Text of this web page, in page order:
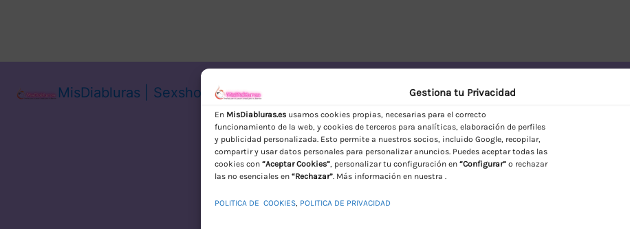
Gestiona tu Privacidad
En MisDiabluras.es usamos cookies propias, necesarias para el correcto
funcionamiento de la web, y cookies de terceros para analíticas, elaboración de perfiles
y publicidad personalizada. Esto permite a nuestros socios, incluido Google, recopilar,
compartir y usar datos personales para personalizar anuncios. Puedes aceptar todas las
cookies con “Aceptar Cookies”, personalizar tu configuración en “Configurar” o rechazar
las no esenciales en “Rechazar”. Más información en nuestra .
POLITICA DE COOKIES, POLITICA DE PRIVACIDAD
MisDiabluras | Sexshop Online con Envío Discreto en España